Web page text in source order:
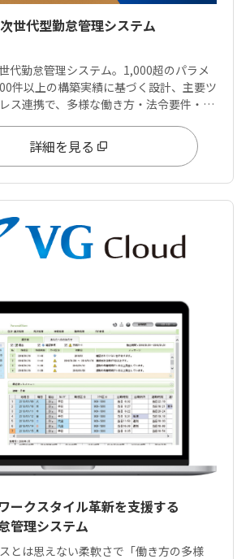
世代型勤怠管理システム
代勤怠管理システム。1,000超のパラメ
件以上の構築実績に基づく設計、主要ツ
ス連携で、多様な働き方・法令要件・デ
詳細を見る
ークスタイル革新を支援する
管理システム
とは思えない柔軟さで「働き方の多様